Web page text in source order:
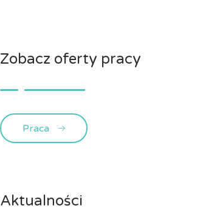
Zobacz oferty pracy
Praca
Aktualności